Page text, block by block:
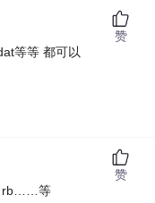
等等 都可以
赞
rb……等
赞